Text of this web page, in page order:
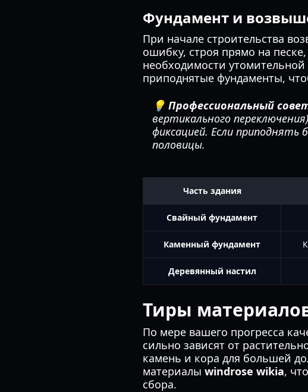
Фундамент и
При начале строительства
ошибку, строя прямо на
необходимости
приподнятые фундаменты,
💡 Профессиональный
вертикального
фиксацией. Если приподнять
половицы.
Часть здания
Свайный фундамент
Каменный фундамент
Деревянный настил
Тиры
По мере вашего прогресса
сильно зависят от
камень и кора для большей
материалы windrose wikia,
сбора.